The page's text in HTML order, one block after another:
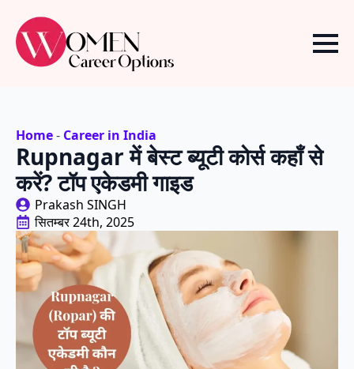
Home- Career in India
Rupnagar में बेस्ट ब्यूटी कोर्स कहाँ से
करें? टॉप एकेडमी गाइड
Prakash SINGH
सितम्बर 24th, 2025